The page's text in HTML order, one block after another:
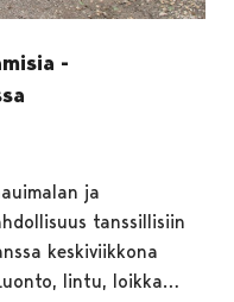
-
ja
tanssillisiin
keskiviikkona
lintu, loikka…